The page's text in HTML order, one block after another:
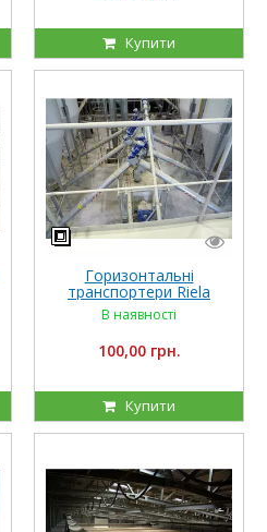
Купити
Горизонтальні
транспортери Riela
В наявності
100,00 грн.
Купити